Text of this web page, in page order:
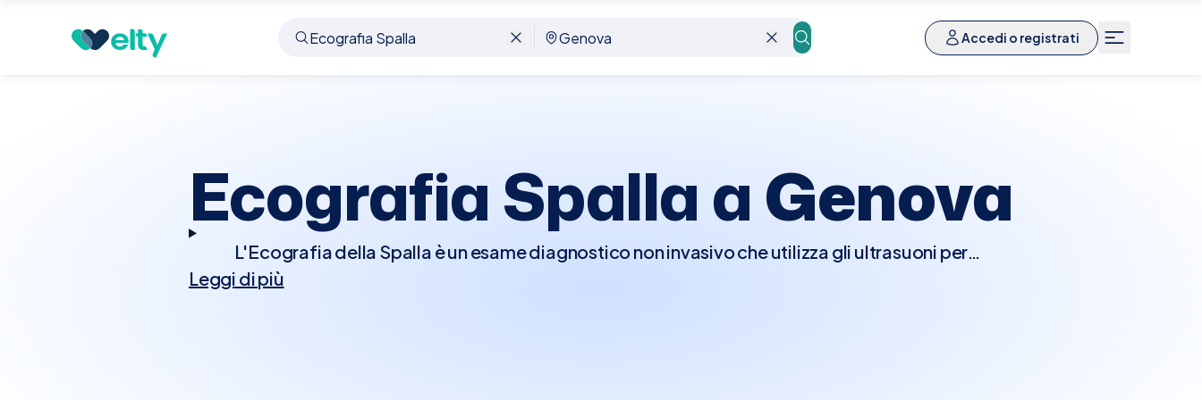
Accedi o registrati
Prenota visita Genova
Ecografia Spalla aGenova
L'Ecografia della Spalla è un esame diagnostico non invasivo che utilizza gli ultrasuoni per
visualizzare le strutture della spalla, come tendini, legamenti, borse sinoviali e la capsula
Leggi di più